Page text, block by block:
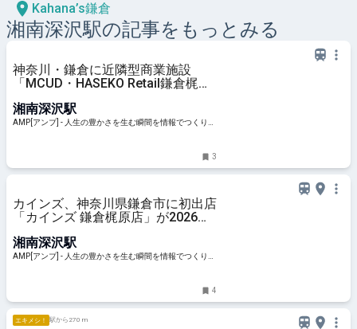
Kahana’s鎌倉
湘南深沢駅の記事をもっとみる
神奈川・鎌倉に近隣型商業施設
「MCUD・HASEKO Retail鎌倉梶
店 | AMP[アンプ] - 人生の豊かさを
生む瞬間を情報でつくりだす新世代
湘南深沢駅
AMP[アンプ] - 人生の豊かさを生む瞬間を情報でつくりだ
3
カインズ、神奈川県鎌倉市に初出店
「カインズ 鎌倉梶原店」が2026年
豊かさを生む瞬間を情報でつくりだ
す新世代向けビジネスメディア
湘南深沢駅
AMP[アンプ] - 人生の豊かさを生む瞬間を情報でつくりだ
4
エキメシ！ 駅から270 m